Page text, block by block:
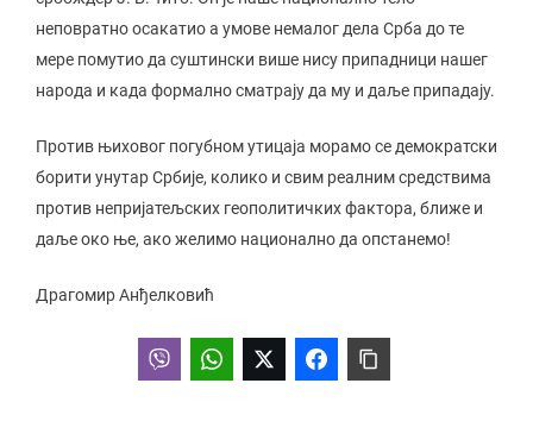
неповратно осакатио а умове немалог дела Срба до те
мере помутио да суштински више нису припадници нашег
народа и када формално сматрају да му и даље припадају.
Против њиховог погубном утицаја морамо се демократски
борити унутар Србије, колико и свим реалним средствима
против непријатељских геополитичких фактора, ближе и
даље око ње, ако желимо национално да опстанемо!
Драгомир Анђелковић